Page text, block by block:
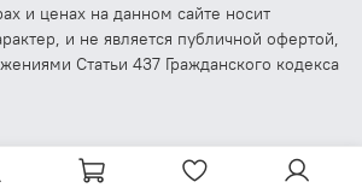
и ценах на данном сайте носит
и не является публичной офертой,
Статьи 437 Гражданского кодекса